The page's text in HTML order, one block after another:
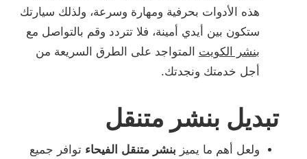
هذه الأدوات بحرفية ومهارة وسرعة، ولذلك سيارتك
ستكون بين أيدي أمينة، فلا تتردد وقم بالتواصل مع
بنشر الكويت المتواجد على الطرق السريعة من
أجل خدمتك ونجدتك.
تبديل بنشر متنقل
ولعل أهم ما يميز بنشر متنقل الفيحاء توافر جميع